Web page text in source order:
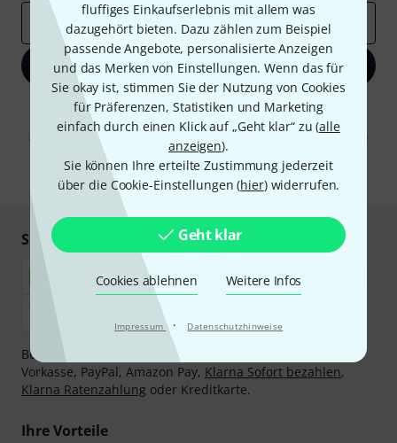
fluffiges Einkaufserlebnis mit allem was
dazugehört bieten. Dazu zählen zum Beispiel
passende Angebote, personalisierte Anzeigen
und das Merken von Einstellungen. Wenn das für
Sie okay ist, stimmen Sie der Nutzung von Cookies
für Präferenzen, Statistiken und Marketing
einfach durch einen Klick auf „Geht klar“ zu (alle
anzeigen).
Sie können Ihre erteilte Zustimmung jederzeit
über die Cookie-Einstellungen (hier) widerrufen.
Geht klar
Cookies ablehnen Weitere Infos
Impressum · Datenschutzhinweise
E-Mail-Adresse*
Jetzt anmelden
Mit Klick auf „Jetzt anmelden“ stimmen Sie dem Erhalt von E-Mail-
Werbung und einer Messung des E-Mail-Nutzungsverhaltens zu. Die
Abmeldung ist jederzeit möglich. Weitere Informationen finden Sie in
Datenschutzhinweisen
* Pflichtfeld
Sicher einkaufen & bezahlen
Bezahlen Sie vertraulich und sicher per Nachnahme,
Vorkasse, PayPal, Amazon Pay, Klarna Sofort bezahlen,
Klarna Ratenzahlung oder Kreditkarte.
Ihre Vorteile